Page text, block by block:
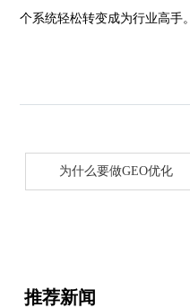
个系统轻松转变成为行业高手。
为什么要做GEO优化
推荐新闻